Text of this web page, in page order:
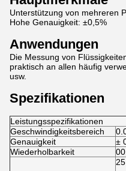
Unterstützung von mehreren
Hohe Genauigkeit: ±0,5%
Anwendungen
Die Messung von
praktisch an allen häufig
usw.
Spezifikationen
Leistungsspezifikationen
Geschwindigkeitsbereich
Genauigkeit
±
Wiederholbarkeit